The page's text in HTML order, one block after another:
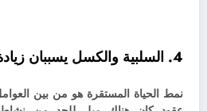
4. السلبية والكسل يسببان زيادة دهون البطن
نمط الحياة المستقرة هو من بين